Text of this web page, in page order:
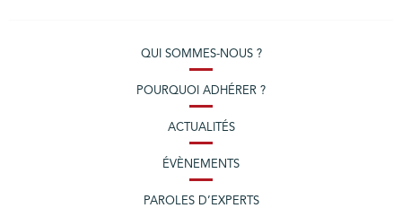
QUI SOMMES-NOUS ?
POURQUOI ADHÉRER ?
ACTUALITÉS
ÉVÈNEMENTS
PAROLES D’EXPERTS